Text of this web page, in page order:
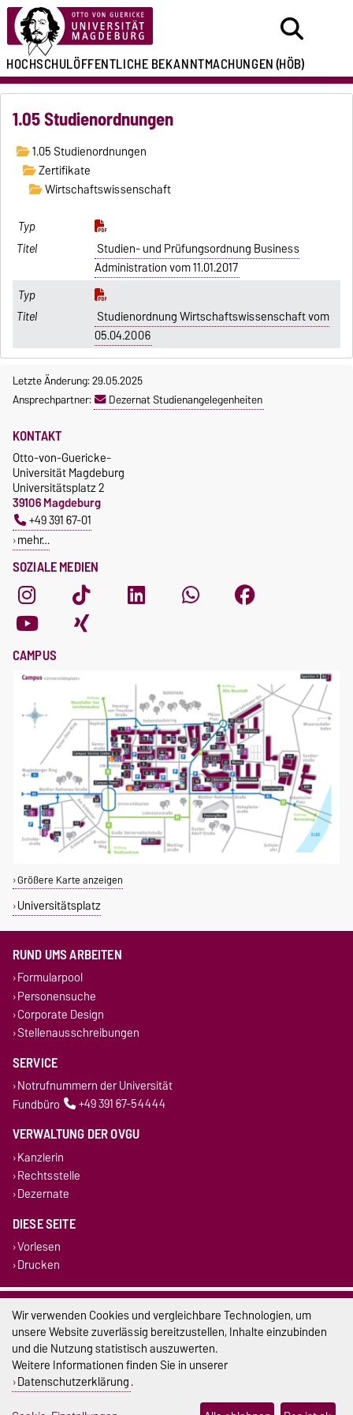
HOCHSCHULÖFFENTLICHEBEKANNTMACHUNGEN(HÖB)
1.05 Studienordnungen
1.05 Studienordnungen
Zertifikate
Wirtschaftswissenschaft
Studien- und Prüfungsordnung Business
Administration vom 11.01.2017
Studienordnung Wirtschaftswissenschaft vom
05.04.2006
Letzte Änderung: 29.05.2025
Ansprechpartner:
Dezernat Studienangelegenheiten
SOZIALE MEDIEN
KONTAKT
Otto-von-Guericke-
Universität Magdeburg
Universitätsplatz 2
39106 Magdeburg
+49 391 67-01
mehr…
CAMPUS
Größere Karte anzeigen
Universitätsplatz
RUND UMS ARBEITEN
Formularpool
Personensuche
Corporate Design
Stellenausschreibungen
SERVICE
Notrufnummern der Universität
Fundbüro
+49 391 67-54444
VERWALTUNG DER OVGU
Kanzlerin
Rechtsstelle
Dezernate
DIESE SEITE
Vorlesen
Drucken
Impressum
Datenschutz
Barrierefreiheit
Cookie-Einstellungen
Wir verwenden Cookies und vergleichbare Technologien, um
unsere Website zuverlässig bereitzustellen, Inhalte einzubinden
und die Nutzung statistisch auszuwerten.
Weitere Informationen finden Sie in unserer
Datenschutzerklärung.